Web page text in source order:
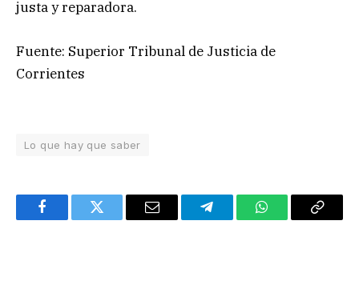
justa y reparadora.
Fuente: Superior Tribunal de Justicia de
Corrientes
Lo que hay que saber
FacebookTwitter Email TelegramWhatsAppCopy